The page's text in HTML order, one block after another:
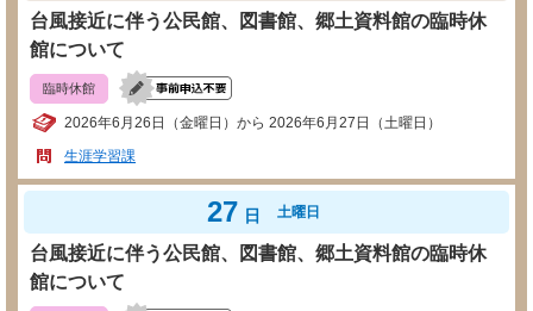
台風接近に伴う公民館、図書館、郷土資料館の臨時休
館について
臨時休館
2026年6月26日（金曜日）から 2026年6月27日（土曜日）
生涯学習課
27 日 土曜日
台風接近に伴う公民館、図書館、郷土資料館の臨時休
館について